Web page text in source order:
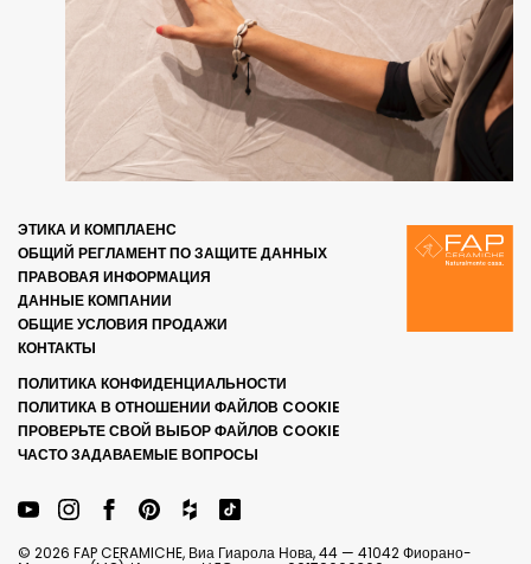
ЭТИКА И КОМПЛАЕНС
ОБЩИЙ РЕГЛАМЕНТ ПО ЗАЩИТЕ ДАННЫХ
ПРАВОВАЯ ИНФОРМАЦИЯ
ДАННЫЕ КОМПАНИИ
ОБЩИЕ УСЛОВИЯ ПРОДАЖИ
КОНТАКТЫ
ПОЛИТИКА КОНФИДЕНЦИАЛЬНОСТИ
ПОЛИТИКА В ОТНОШЕНИИ ФАЙЛОВ COOKIE
ПРОВЕРЬТЕ СВОЙ ВЫБОР ФАЙЛОВ COOKIE
ЧАСТО ЗАДАВАЕМЫЕ ВОПРОСЫ
© 2026 FAP CERAMICHE, Виа Гиарола Нова, 44 — 41042 Фиорано-